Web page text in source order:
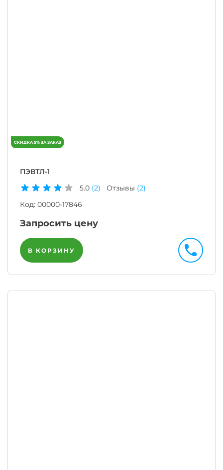
ПЭВТЛ-1
5.0 (2) Отзывы (2)
Код: 00000-17846
Запросить цену
В КОРЗИНУ